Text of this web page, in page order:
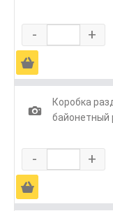
- +
Ä
1
Коробка
байонетный
- +
Ä